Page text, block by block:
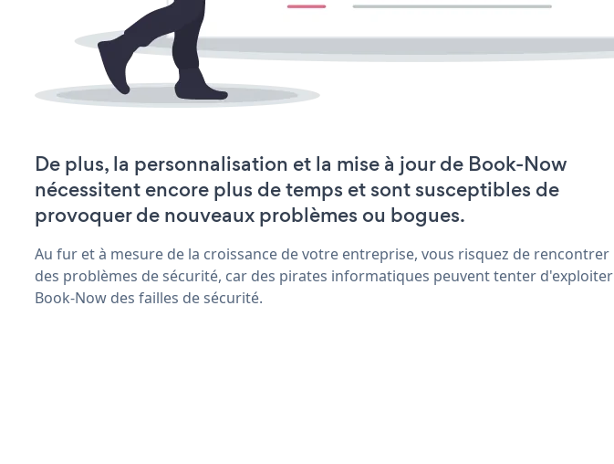
De plus, la personnalisation et la mise à jour de Book-Now
nécessitent encore plus de temps et sont susceptibles de
provoquer de nouveaux problèmes ou bogues.
Au fur et à mesure de la croissance de votre entreprise, vous risquez de rencontrer
des problèmes de sécurité, car des pirates informatiques peuvent tenter d'exploiter
Book-Now des failles de sécurité.